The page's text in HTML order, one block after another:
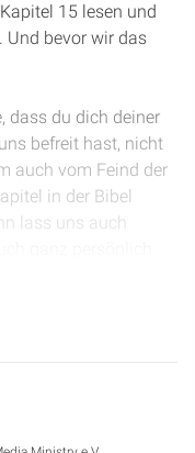
15 lesen und
Und bevor wir das
dass du dich deiner
befreit hast, nicht
auch vom Feind der
in der Bibel
lass uns auch
hast, genauso
Und die